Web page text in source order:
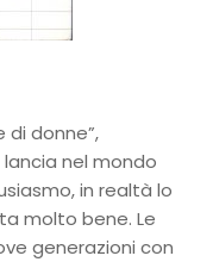
di donne”,
lancia nel mondo
in realtà lo
molto bene. Le
generazioni con